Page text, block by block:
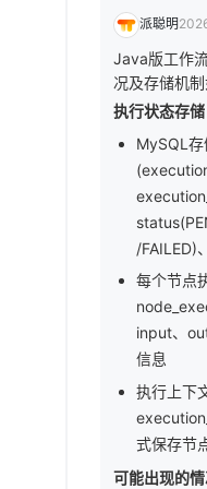
派聪明
Java版工作
况及存储机制
执行状态存储
MySQL
/FAILED)
每个节点
input、
信息
执行上下
式保存节
可能出现的